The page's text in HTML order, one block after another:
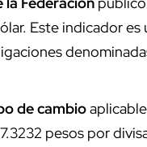
Este indicador
de cambio
pesos por